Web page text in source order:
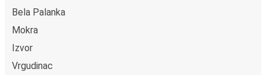
Bela Palanka
Mokra
Izvor
Vrgudinac